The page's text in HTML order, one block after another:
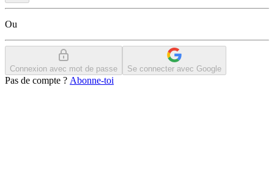
Ou
Connexion avec mot de passe Se connecter avec Google
Pas de compte ? Abonne-toi